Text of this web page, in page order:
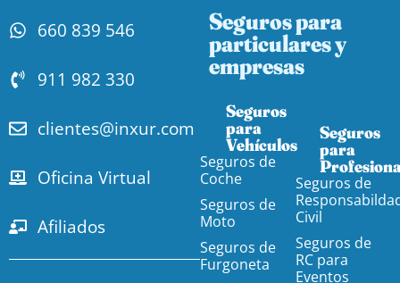
660 839 546
911 982 330
clientes@inxur.com
Oficina Virtual
Afiliados
Seguros para
particulares y
empresas
Seguros
para
Vehículos​
Seguros de
Coche
Seguros de
Moto
Seguros de
Furgoneta
Seguros
para
Seguros de
Civil
Seguros de
RC para
Eventos